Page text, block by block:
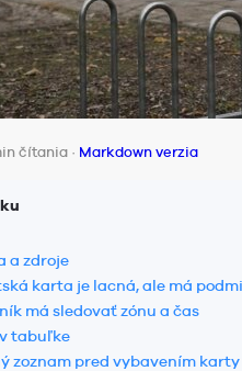
čítania · Markdown verzia
a zdroje
karta je lacná, ale má
má sledovať zónu a čas
tabuľke
zoznam pred vybavením